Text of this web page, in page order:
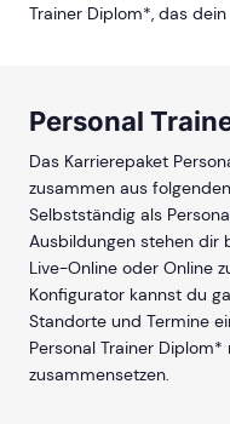
Trainer Diplom*, das
Personal
Das Karrierepaket
zusammen aus
Selbstständig als
Ausbildungen stehen dir
Live-Online oder Online
Konfigurator kannst du
Standorte und Termine
Personal Trainer
zusammensetzen.